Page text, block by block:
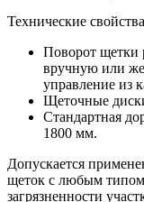
Технические
Поворот щетки
вручную или же
управление из
Щеточные
Стандартная
1800 мм.
Допускается
щеток с любым
загрязненности